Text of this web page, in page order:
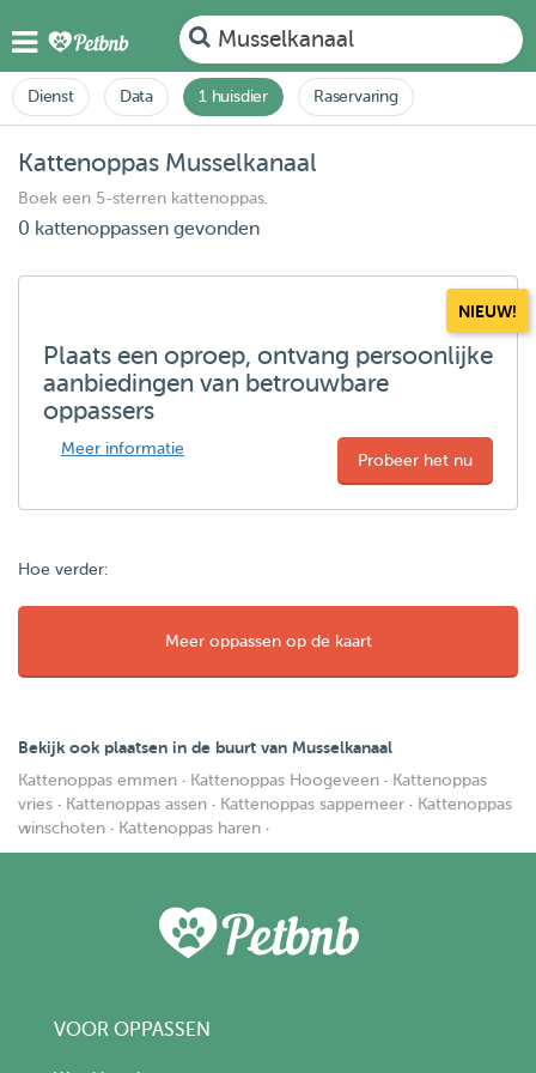
Musselkanaal
Dienst Data 1 huisdier Raservaring
Kattenoppas Musselkanaal
Boek een 5-sterren kattenoppas.
0 kattenoppassen gevonden
NIEUW!
Plaats een oproep, ontvang persoonlijke
aanbiedingen van betrouwbare
oppassers
Meer informatie
Probeer het nu
Hoe verder:
Meer oppassen op de kaart
Bekijk ook plaatsen in de buurt van Musselkanaal
Kattenoppas emmen · Kattenoppas Hoogeveen · Kattenoppas
vries · Kattenoppas assen · Kattenoppas sappemeer · Kattenoppas
winschoten · Kattenoppas haren ·
VOOR OPPASSEN